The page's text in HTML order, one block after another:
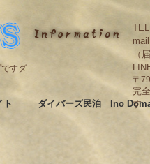
すダ
（
〒
完
す
ト ダイバーズ民泊 Ino